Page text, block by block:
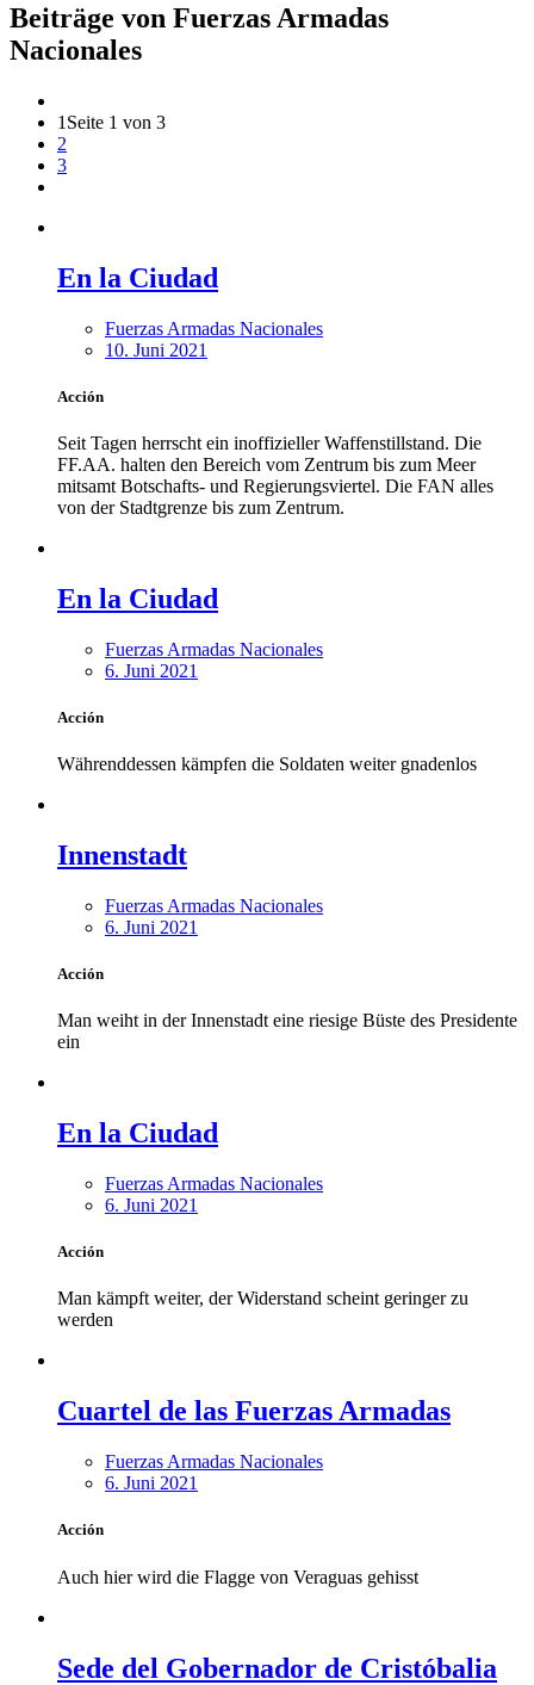
Beiträge von Fuerzas Armadas
Nacionales
1 Seite 1 von 3
2
3
En la Ciudad
Fuerzas Armadas Nacionales
10. Juni 2021
Acción
Seit Tagen herrscht ein inoffizieller Waffenstillstand. Die
FF.AA. halten den Bereich vom Zentrum bis zum Meer
mitsamt Botschafts- und Regierungsviertel. Die FAN alles
von der Stadtgrenze bis zum Zentrum.
En la Ciudad
Fuerzas Armadas Nacionales
6. Juni 2021
Acción
Währenddessen kämpfen die Soldaten weiter gnadenlos
Innenstadt
Fuerzas Armadas Nacionales
6. Juni 2021
Acción
Man weiht in der Innenstadt eine riesige Büste des Presidente
ein
En la Ciudad
Fuerzas Armadas Nacionales
6. Juni 2021
Acción
Man kämpft weiter, der Widerstand scheint geringer zu
werden
Cuartel de las Fuerzas Armadas
Fuerzas Armadas Nacionales
6. Juni 2021
Acción
Auch hier wird die Flagge von Veraguas gehisst
Sede del Gobernador de Cristóbalia